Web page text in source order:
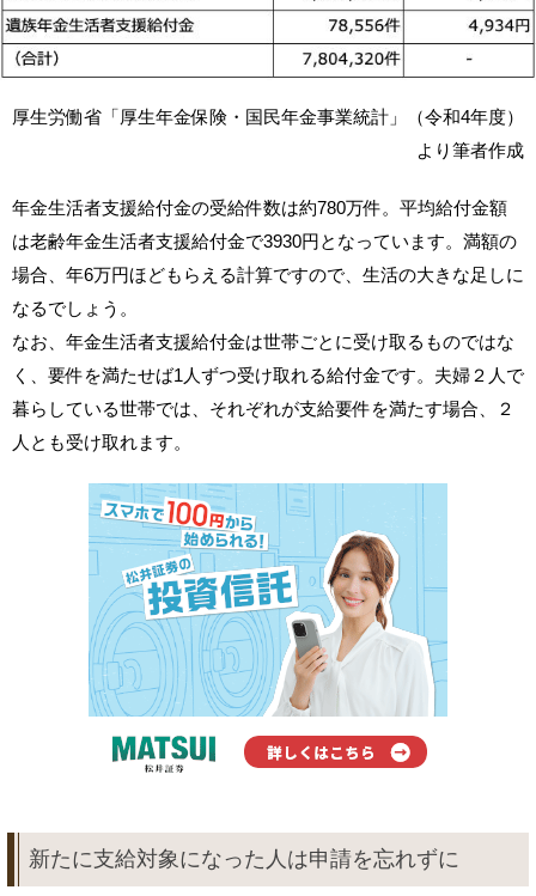
厚生労働省「厚生年金保険・国民年金事業統計」（令和4年度）
より筆者作成
年金生活者支援給付金の受給件数は約780万件。平均給付金額
は老齢年金生活者支援給付金で3930円となっています。満額の
場合、年6万円ほどもらえる計算ですので、生活の大きな足しに
なるでしょう。
なお、年金生活者支援給付金は世帯ごとに受け取るものではな
く、要件を満たせば1人ずつ受け取れる給付金です。夫婦２人で
暮らしている世帯では、それぞれが支給要件を満たす場合、２
人とも受け取れます。
新たに支給対象になった人は申請を忘れずに